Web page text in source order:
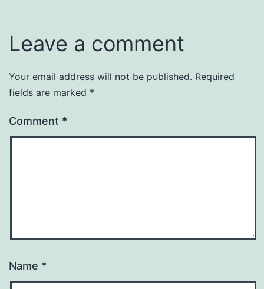
Leave a comment
Your email address will not be published. Required
fields are marked *
Comment *
Name *